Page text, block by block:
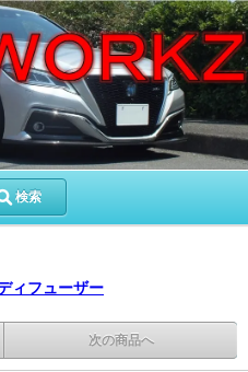
検索
ィフューザー
次の商品へ